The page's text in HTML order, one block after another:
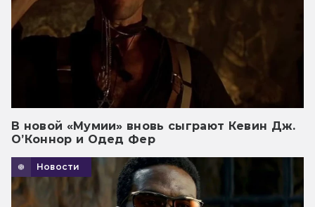
В новой «Мумии» вновь сыграют Кевин Дж.
О’Коннор и Одед Фер
Новости